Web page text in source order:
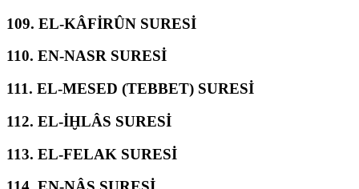
109. EL-KÂFİRÛN SURESİ
110. EN-NASR SURESİ
111. EL-MESED (TEBBET) SURESİ
112. EL-İḪLÂS SURESİ
113. EL-FELAK SURESİ